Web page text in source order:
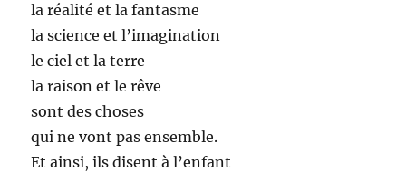
la réalité et la fantasme
la science et l’imagination
le ciel et la terre
la raison et le rêve
sont des choses
qui ne vont pas ensemble.
Et ainsi, ils disent à l’enfant